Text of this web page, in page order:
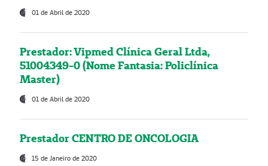
01 de Abril de 2020
Prestador: Vipmed Clínica Geral Ltda,
51004349-0 (Nome Fantasia: Policlínica
Master)
01 de Abril de 2020
Prestador CENTRO DE ONCOLOGIA
15 de Janeiro de 2020